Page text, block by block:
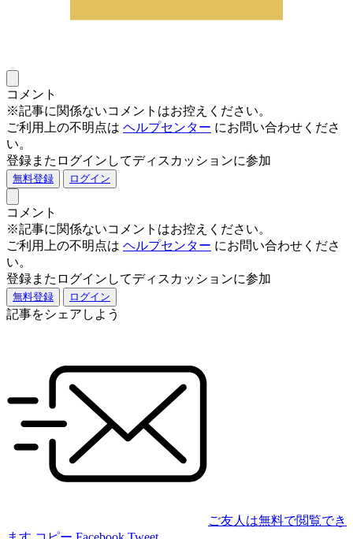
コメント
※記事に関係ないコメントはお控えください。
ご利用上の不明点は ヘルプセンター にお問い合わせくださ
い。
登録またログインしてディスカッションに参加
無料登録 ログイン
コメント
※記事に関係ないコメントはお控えください。
ご利用上の不明点は ヘルプセンター にお問い合わせくださ
い。
登録またログインしてディスカッションに参加
無料登録 ログイン
記事をシェアしよう
ご友人は無料で閲覧でき